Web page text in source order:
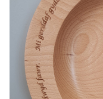
Lliwiau Edau
Cysylltu
Fy Nghyfrif